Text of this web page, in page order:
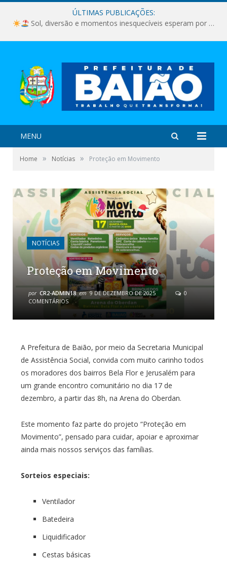
ÚLTIMAS PUBLICAÇÕES:
Sol, diversão e momentos inesquecíveis esperam por você!
MENU
Home » Notícias » Proteção em Movimento
NOTÍCIAS
Proteção em Movimento
por CR2-ADMIN18 em 9 DE DEZEMBRO DE 2025
0
COMENTÁRIOS
A Prefeitura de Baião, por meio da Secretaria Municipal
de Assistência Social, convida com muito carinho todos
os moradores dos bairros Bela Flor e Jerusalém para
um grande encontro comunitário no dia 17 de
dezembro, a partir das 8h, na Arena do Oberdan.
Este momento faz parte do projeto “Proteção em
Movimento”, pensado para cuidar, apoiar e aproximar
ainda mais nossos serviços das famílias.
Sorteios especiais:
Ventilador
Batedeira
Liquidificador
Cestas básicas